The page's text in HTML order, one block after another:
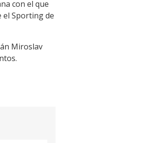
con el que
el Sporting de
Miroslav